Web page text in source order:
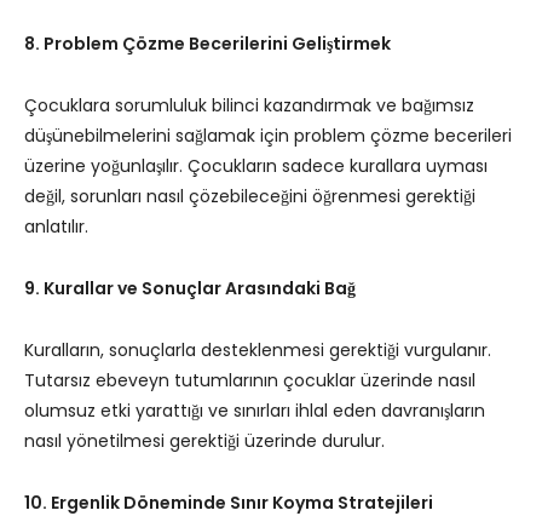
8. Problem Çözme Becerilerini Geliştirmek
Çocuklara sorumluluk bilinci kazandırmak ve bağımsız
düşünebilmelerini sağlamak için problem çözme becerileri
üzerine yoğunlaşılır. Çocukların sadece kurallara uyması
değil, sorunları nasıl çözebileceğini öğrenmesi gerektiği
anlatılır.
9. Kurallar ve Sonuçlar Arasındaki Bağ
Kuralların, sonuçlarla desteklenmesi gerektiği vurgulanır.
Tutarsız ebeveyn tutumlarının çocuklar üzerinde nasıl
olumsuz etki yarattığı ve sınırları ihlal eden davranışların
nasıl yönetilmesi gerektiği üzerinde durulur.
10. Ergenlik Döneminde Sınır Koyma Stratejileri